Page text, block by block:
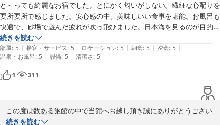
色が一望でき、シモンズ社製セミダブルベッドを2台備え、ゆった
りとお休みいただける人気のお部屋です。
日々の疲れを癒していただけておりましたら幸いにございます。
ただ今の時季は鳥取の名物「白イカ」や岩牡蠣「夏輝」が旬を迎え
ておりますので、ぜひ鳥取へお出掛けの際はまたお立ち寄りくださ
いませ。
この度は、寛容なお声を口コミ投稿頂き誠にありがとうございまし
た。
味覚のお宿 山田屋
と～っても綺麗なお宿でした。とにかく匂いがしない。繊細な心配りを
要所要所で感じました。安心感の中、美味しいい食事を堪能。お風呂も
快適で、砂場で遊んだ疲れが吹っ飛びました。日本海を見るのが目的の
旅、海側の部屋で一晩過ごせで大満足です。早朝の散歩も、日常にない
景色で感動しました。自分時間を大切にする旅をされる方には是非オス
スメいたします。
続きを読む
部屋: 5 | 接客・サービス: 5 | ロケーション: 5 | 朝食: 5 | 夕食: 5 |
温泉・お風呂: 5 | 設備: 5 | 清潔さ: 5
1 311
この度は数ある旅館の中で当館へお越し頂き誠にありがとうござい
ます。
続きを読む